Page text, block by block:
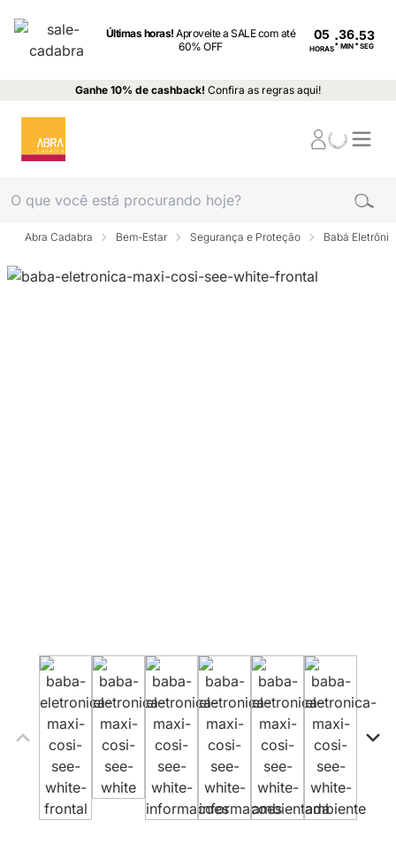
Últimas horas!Aproveite a SALE com até
60% OFF
05
HORAS: MIN : SEG
Ganhe 10% de cashback! Confira as regras aqui!
Abra Cadabra Bem-Estar Segurança e Proteção Babá